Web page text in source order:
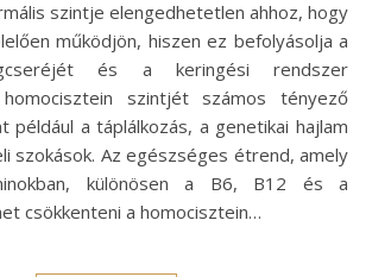
szintje elengedhetetlen ahhoz, hogy
működjön, hiszen ez befolyásolja a
és a keringési rendszer
szintjét számos tényező
például a táplálkozás, a genetikai hajlam
szokások. Az egészséges étrend, amely
különösen a B6, B12 és a
csökkenteni a homocisztein…